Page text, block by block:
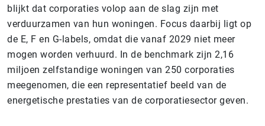
blijkt dat corporaties volop aan de slag zijn met
verduurzamen van hun woningen. Focus daarbij ligt op
de E, F en G-labels, omdat die vanaf 2029 niet meer
mogen worden verhuurd. In de benchmark zijn 2,16
miljoen zelfstandige woningen van 250 corporaties
meegenomen, die een representatief beeld van de
energetische prestaties van de corporatiesector geven.